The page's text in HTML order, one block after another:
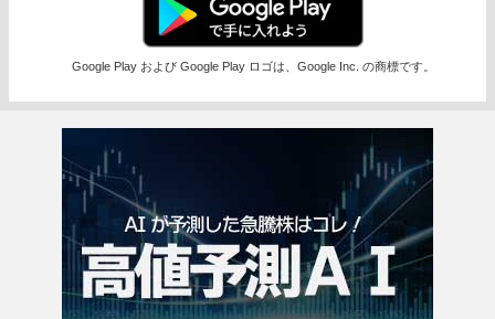
Google Play および Google Play ロゴは、Google Inc. の商標です。